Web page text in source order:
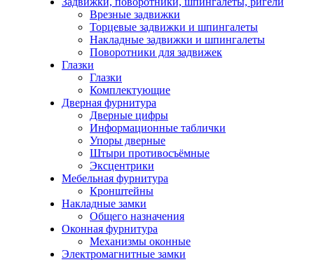
Врезные задвижки
Торцевые задвижки и шпингалеты
Накладные задвижки и шпингалеты
Поворотники для задвижек
Глазки
Глазки
Комплектующие
Дверная фурнитура
Дверные цифры
Информационные таблички
Упоры дверные
Штыри противосъёмные
Эксцентрики
Мебельная фурнитура
Кронштейны
Накладные замки
Общего назначения
Оконная фурнитура
Механизмы оконные
Электромагнитные замки